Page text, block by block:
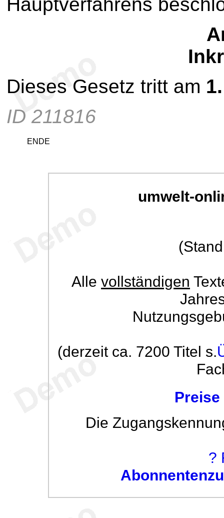
Dieses Gesetz tritt am
ID 211816
ENDE
umwelt-
Alle vollständigen
(derzeit ca. 7200 Titel s.
Die
?